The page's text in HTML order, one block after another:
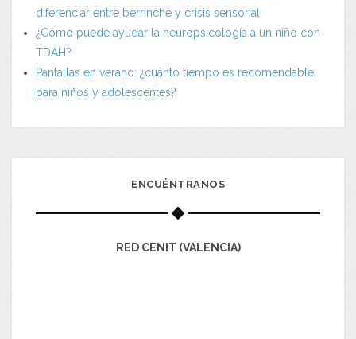
diferenciar entre berrinche y crisis sensorial
¿Cómo puede ayudar la neuropsicología a un niño con
TDAH?
Pantallas en verano: ¿cuánto tiempo es recomendable
para niños y adolescentes?
ENCUÉNTRANOS
RED CENIT (VALENCIA)